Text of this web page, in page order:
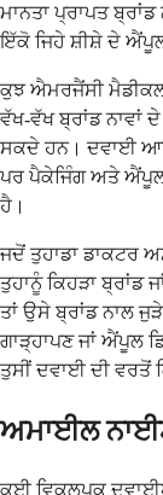
ਮਾਨਤਾ ਪ੍ਰਾਪਤ
ਇੱਕੋ ਜਿਹੇ ਸ਼ੀਸ਼ੇ ਦੇ
ਕੁਝ ਐਮਰਜੈਂਸੀ
ਵੱਖ-ਵੱਖ ਬ੍ਰਾਂਡ ਨਾਵਾਂ
ਸਕਦੇ ਹਨ। ਦਵਾਈ
ਪਰ ਪੈਕੇਜਿੰਗ ਅਤੇ ਐਂਪੂਲ
ਹੈ।
ਜਦੋਂ ਤੁਹਾਡਾ ਡਾਕਟਰ
ਤੁਹਾਨੂੰ ਕਿਹੜਾ ਬ੍ਰਾਂਡ
ਤਾਂ ਉਸੇ ਬ੍ਰਾਂਡ ਨਾਲ
ਗਾੜ੍ਹਾਪਣ ਜਾਂ ਐਂਪੂਲ
ਤੁਸੀਂ ਦਵਾਈ ਦੀ ਵਰਤੋਂ
ਅਮਾਈਲ
ਕਈ ਵਿਕਲਪਕ